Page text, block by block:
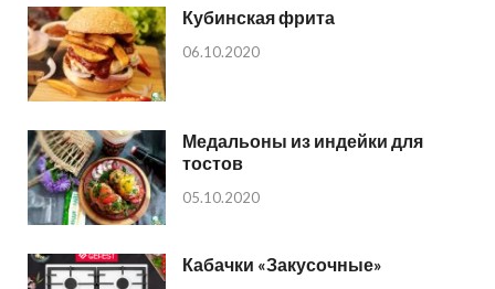
Кубинская фрита
06.10.2020
Медальоны из индейки для
тостов
05.10.2020
Кабачки «Закусочные»